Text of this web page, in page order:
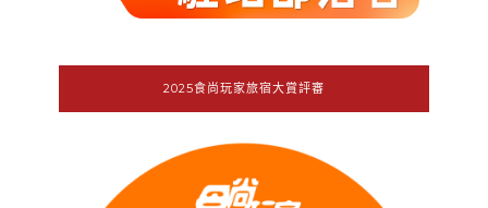
2025食尚玩家旅宿大賞評審